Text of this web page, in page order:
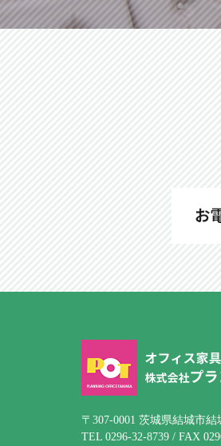
〒307-0001 茨城県結城市結
TEL 0296-32-8739 / FAX